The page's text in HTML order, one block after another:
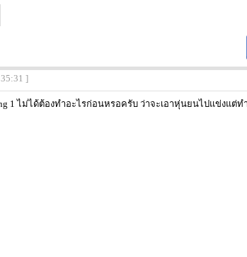
]
1 ไม่ได้ต้องทำอะไรก่อนหรอครับ ว่าจะเอาหุ่นยนไปแข่งแต่ท